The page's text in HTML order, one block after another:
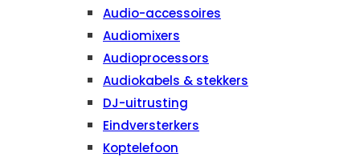
Audio-accessoires
Audiomixers
Audioprocessors
Audiokabels & stekkers
DJ-uitrusting
Eindversterkers
Koptelefoon